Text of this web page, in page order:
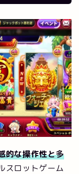
的な操作性と多
スロットゲーム